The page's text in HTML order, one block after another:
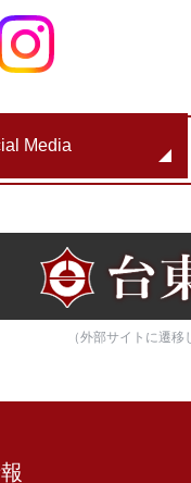
Media
（外部サイトに遷移